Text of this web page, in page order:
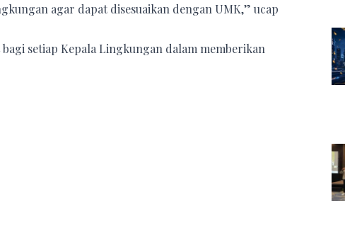
agar dapat disesuaikan dengan UMK,” ucap
setiap Kepala Lingkungan dalam memberikan